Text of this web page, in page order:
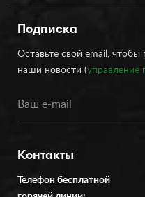
Подписка
Оставьте свой email, чтобы
наши новости (управление
Контакты
Телефон бесплатной